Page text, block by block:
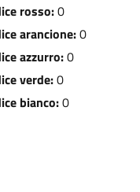
rosso:0
arancione:0
azzurro:0
verde:0
bianco:0